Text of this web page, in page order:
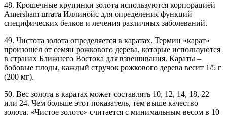
48. Крошечные крупинки золота используются корпорацией
Amersham штата Иллинойс для определения функций
специфических белков и лечения различных заболеваний.
49. Чистота золота определяется в каратах. Термин «карат»
произошел от семян рожкового дерева, которые используются
в странах Ближнего Востока для взвешивания. Караты –
бобовые плоды, каждый стручок рожкового дерева весит 1/5 г
(200 мг).
50. Вес золота в каратах может составлять 10, 12, 14, 18, 22
или 24. Чем больше этот показатель, тем выше качество
золота. «Чистое золото» считается с минимальным весом в 10